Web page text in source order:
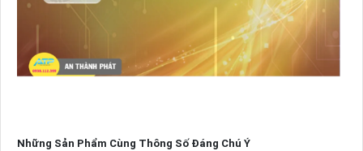
Những Sản Phẩm Cùng Thông Số Đáng Chú Ý